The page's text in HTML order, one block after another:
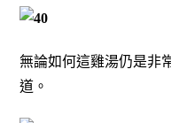
無論如何這雞湯仍是非
道。